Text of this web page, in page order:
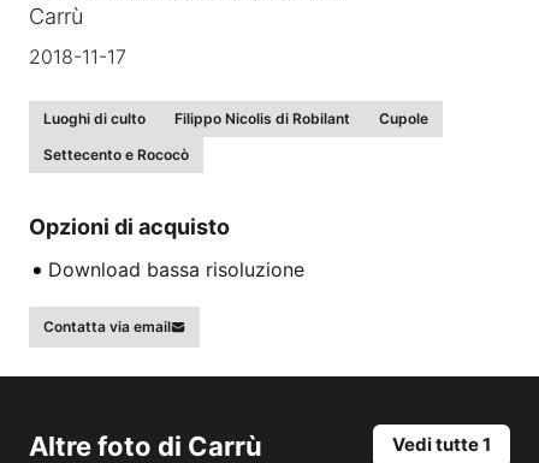
Carrù
2018-11-17
Luoghi di culto Filippo Nicolis di Robilant
Cupole
Settecento e Rococò
Opzioni di acquisto
Download bassa risoluzione
Contatta via email
Altre foto di Carrù Vedi tutte 1